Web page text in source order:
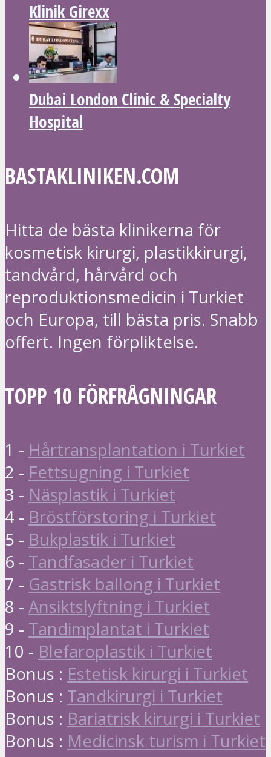
Klinik Girexx
Dubai London Clinic & Specialty
Hospital
BASTAKLINIKEN.COM
Hitta de bästa klinikerna för
kosmetisk kirurgi, plastikkirurgi,
tandvård, hårvård och
reproduktionsmedicin i Turkiet
och Europa, till bästa pris. Snabb
offert. Ingen förpliktelse.
TOPP 10 FÖRFRÅGNINGAR
1 - Hårtransplantation i Turkiet
2 - Fettsugning i Turkiet
3 - Näsplastik i Turkiet
4 - Bröstförstoring i Turkiet
5 - Bukplastik i Turkiet
6 - Tandfasader i Turkiet
7 - Gastrisk ballong i Turkiet
8 - Ansiktslyftning i Turkiet
9 - Tandimplantat i Turkiet
10 - Blefaroplastik i Turkiet
Bonus : Estetisk kirurgi i Turkiet
Bonus : Tandkirurgi i Turkiet
Bonus : Bariatrisk kirurgi i Turkiet
Bonus : Medicinsk turism i Turkiet